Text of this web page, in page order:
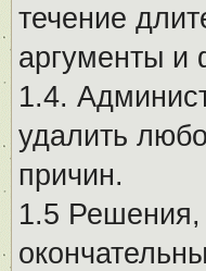
течение
аргументы и
1.4.
удалить
причин.
1.5